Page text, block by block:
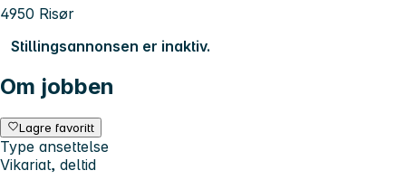
4950 Risør
Stillingsannonsen er inaktiv.
Om jobben
Lagre favoritt
Type ansettelse
Vikariat, deltid